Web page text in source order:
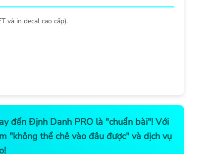
và in decal cao cấp).
đến Định Danh PRO là "chuẩn bài"! Với
"không thể chê vào đâu được" và dịch vụ